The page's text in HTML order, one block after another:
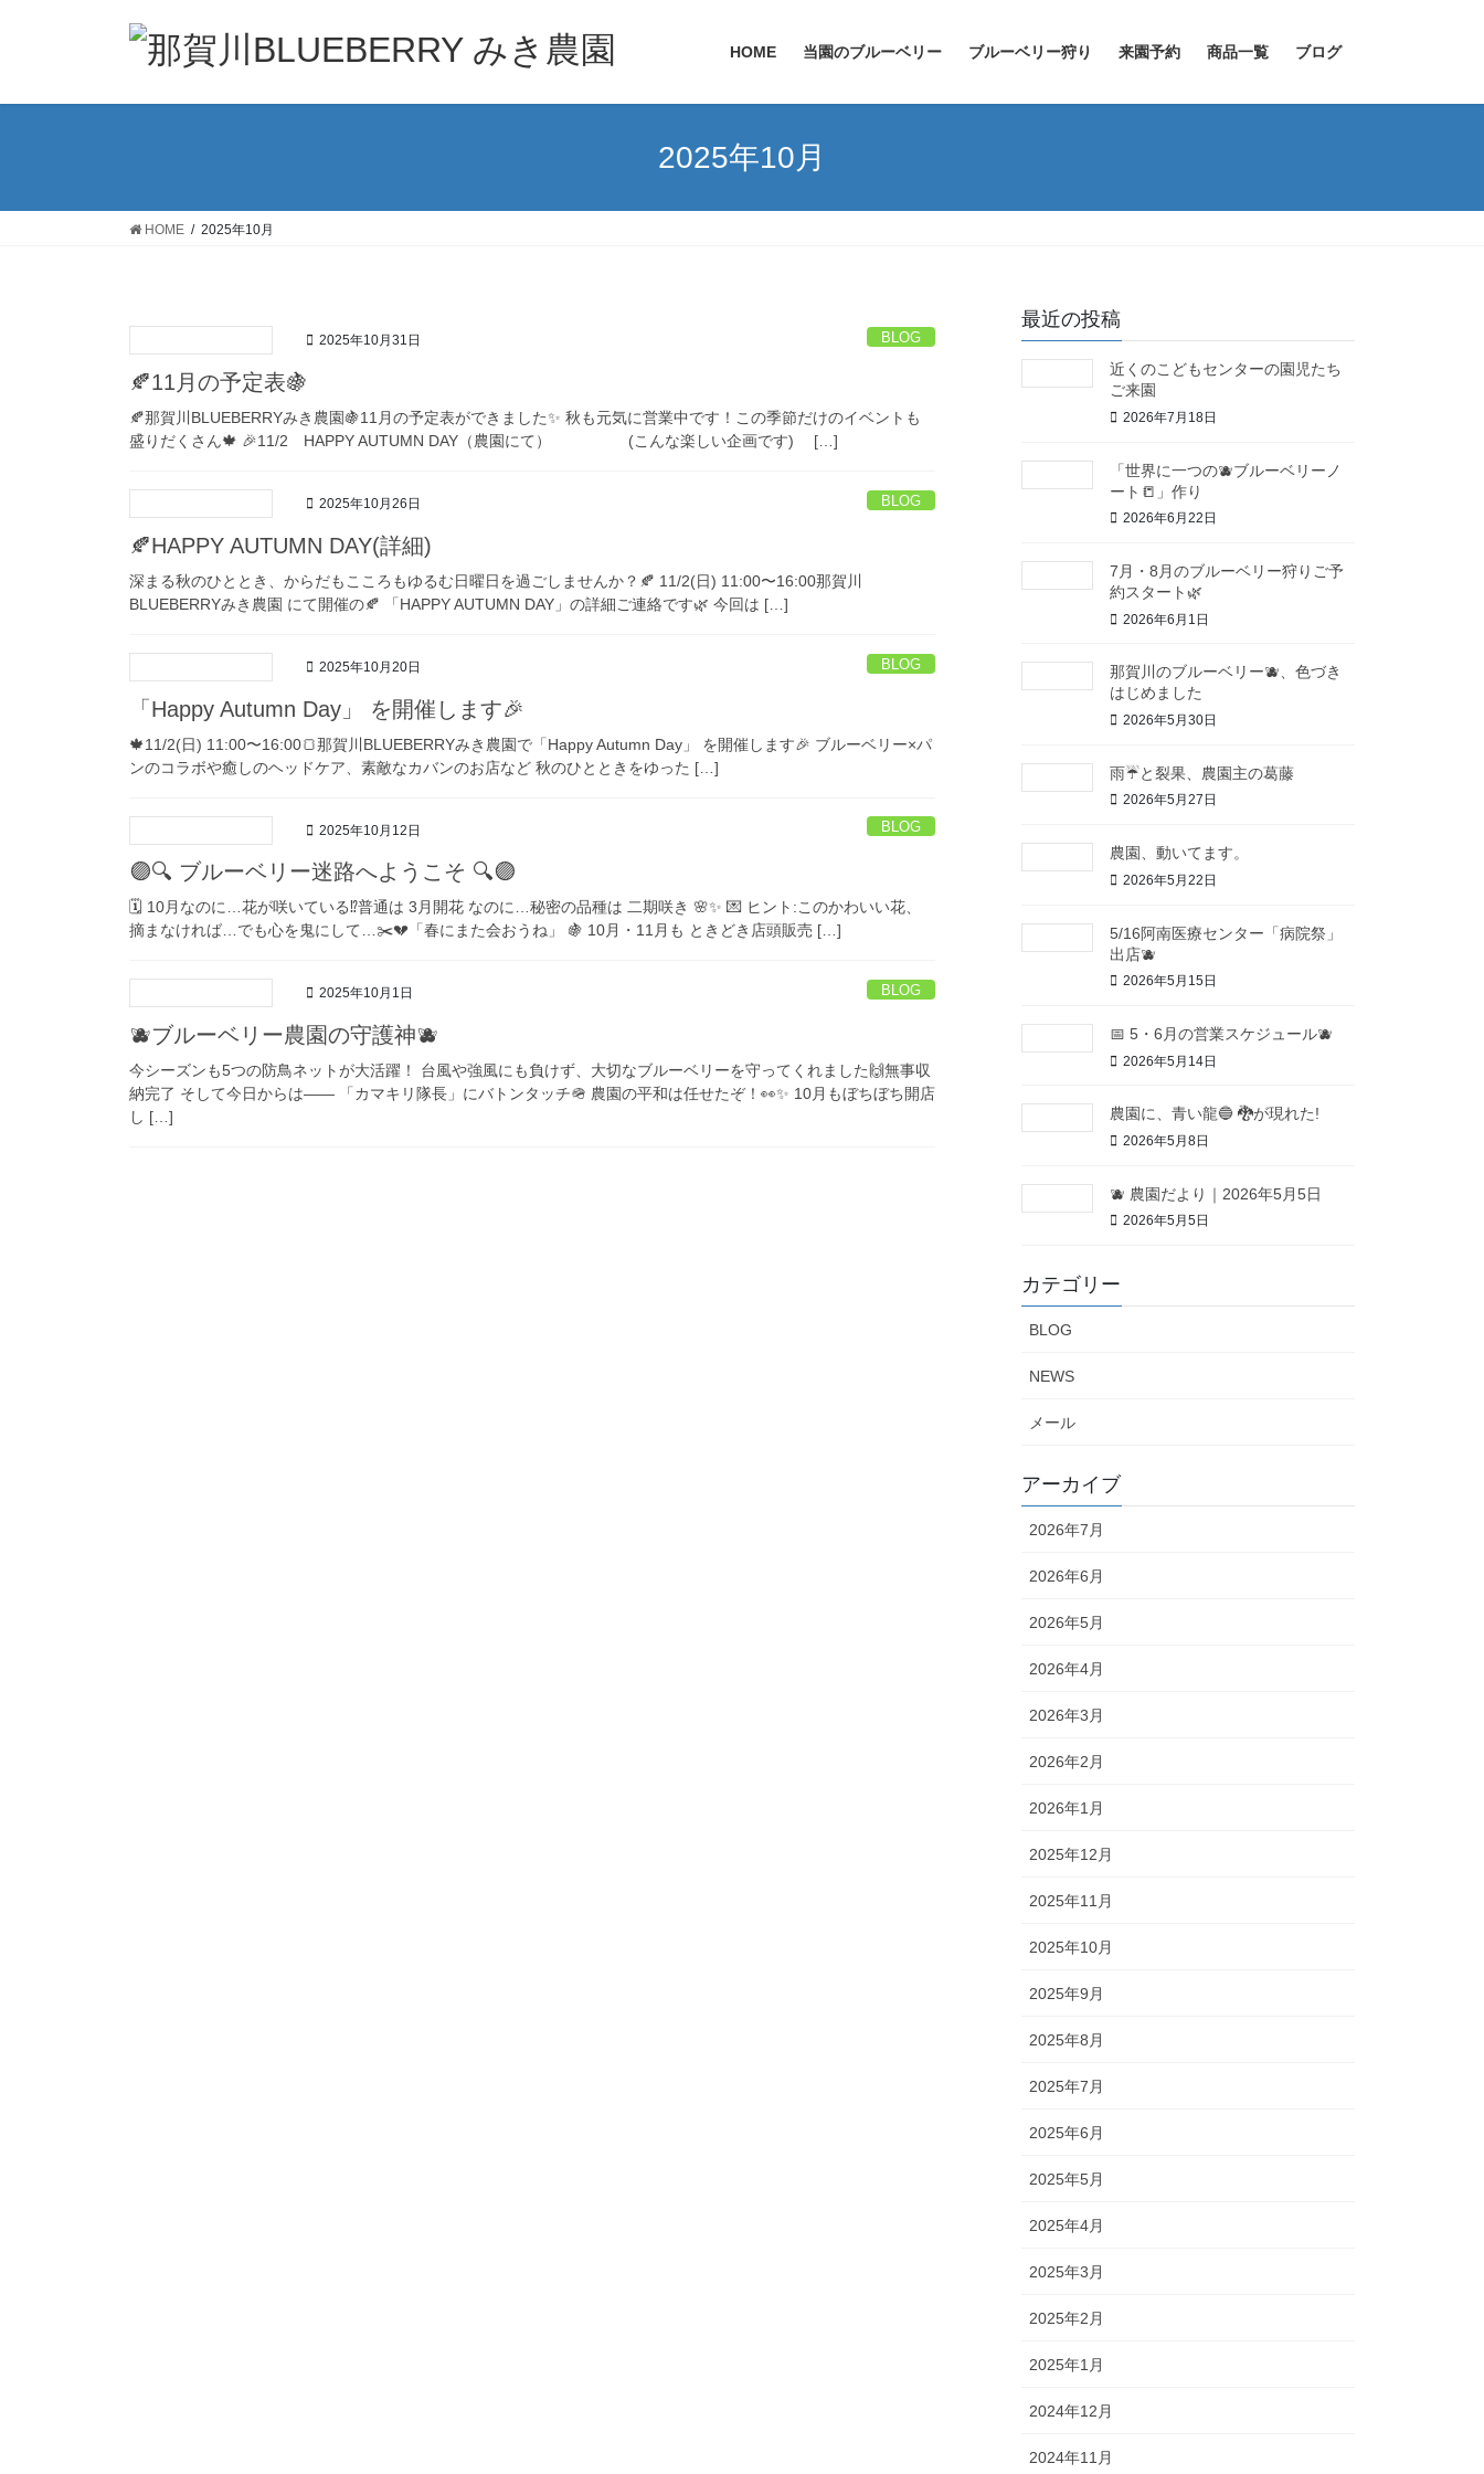
HOME 当園のブルーベリー ブルーベリー狩り 来園予約 商品一覧 ブログ
2025年10月
HOME 2025年10月
2025年10月31日 BLOG
🍂11月の予定表🍇
🍂那賀川BLUEBERRYみき農園🍇11月の予定表ができました✨ 秋も元気に営業中です！この季節だけのイベントも
盛りだくさん🍁 🎉11/2 HAPPY AUTUMN DAY（農園にて） (こんな楽しい企画です) […]
2025年10月26日 BLOG
🍂HAPPY AUTUMN DAY(詳細)
深まる秋のひととき、からだもこころもゆるむ日曜日を過ごしませんか？🍂 11/2(日) 11:00〜16:00那賀川
BLUEBERRYみき農園 にて開催の🍂 「HAPPY AUTUMN DAY」の詳細ご連絡です🌿 今回は […]
2025年10月20日 BLOG
「Happy Autumn Day」 を開催します🎉
🍁11/2(日) 11:00〜16:00🍞那賀川BLUEBERRYみき農園で「Happy Autumn Day」 を開催します🎉 ブルーベリー×パ
ンのコラボや癒しのヘッドケア、素敵なカバンのお店など 秋のひとときをゆった […]
2025年10月12日 BLOG
🟣🔍 ブルーベリー迷路へようこそ 🔍🟣
🗓️ 10月なのに…花が咲いている⁉️普通は 3月開花 なのに…秘密の品種は 二期咲き 🌸✨ 💌 ヒント:このかわいい花、
摘まなければ…でも心を鬼にして…✂️💔「春にまた会おうね」 🍇 10月・11月も ときどき店頭販売 […]
2025年10月1日 BLOG
🫐ブルーベリー農園の守護神🫐
今シーズンも5つの防鳥ネットが大活躍！ 台風や強風にも負けず、大切なブルーベリーを守ってくれました🙌無事収
納完了 そして今日からは―― 「カマキリ隊長」にバトンタッチ🪖 農園の平和は任せたぞ！👀✨ 10月もぼちぼち開店
し […]
最近の投稿
近くのこどもセンターの園児たち
ご来園
2026年7月18日
「世界に一つの🫐ブルーベリーノ
ート📒」作り
2026年6月22日
7月・8月のブルーベリー狩りご予
約スタート🌿
2026年6月1日
那賀川のブルーベリー🫐、色づき
はじめました
2026年5月30日
雨☔と裂果、農園主の葛藤
2026年5月27日
農園、動いてます。
2026年5月22日
5/16阿南医療センター「病院祭」
出店🫐
2026年5月15日
📅 5・6月の営業スケジュール🫐
2026年5月14日
農園に、青い龍🔵 🐉が現れた!
2026年5月8日
🫐 農園だより｜2026年5月5日
2026年5月5日
カテゴリー
BLOG
NEWS
メール
アーカイブ
2026年7月
2026年6月
2026年5月
2026年4月
2026年3月
2026年2月
2026年1月
2025年12月
2025年11月
2025年10月
2025年9月
2025年8月
2025年7月
2025年6月
2025年5月
2025年4月
2025年3月
2025年2月
2025年1月
2024年12月
2024年11月